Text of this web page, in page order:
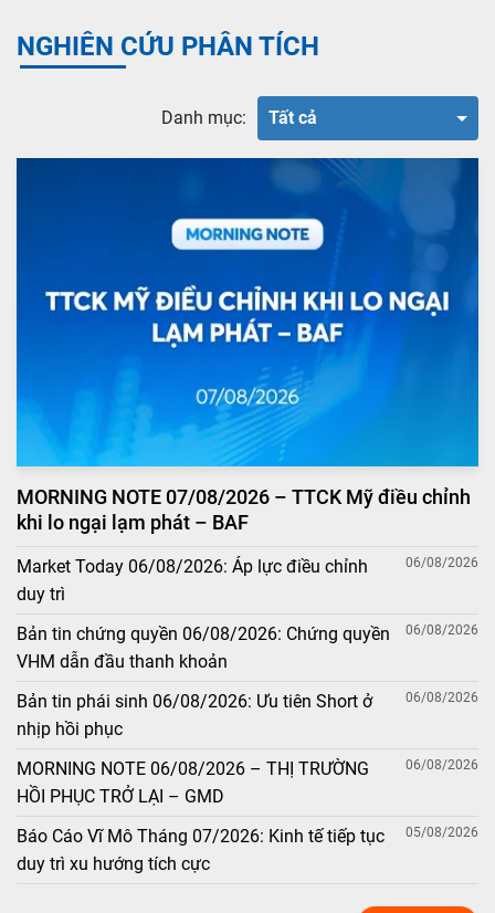
NGHIÊN CỨU PHÂN TÍCH
Danh mục: Tất cả
MORNING NOTE 07/08/2026 – TTCK Mỹ điều chỉnh
khi lo ngại lạm phát – BAF
Market Today 06/08/2026: Áp lực điều chỉnh
duy trì
06/08/2026
Bản tin chứng quyền 06/08/2026: Chứng quyền
VHM dẫn đầu thanh khoản
06/08/2026
Bản tin phái sinh 06/08/2026: Ưu tiên Short ở
nhịp hồi phục
06/08/2026
MORNING NOTE 06/08/2026 – THỊ TRƯỜNG
HỒI PHỤC TRỞ LẠI – GMD
06/08/2026
Báo Cáo Vĩ Mô Tháng 07/2026: Kinh tế tiếp tục
duy trì xu hướng tích cực
05/08/2026